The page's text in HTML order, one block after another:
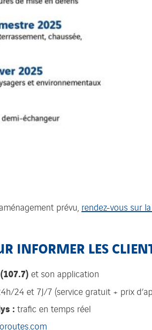
prévu, rendez-vous sur
INFORMER LES
et son application
24 et 7J/7 (service gratuit + prix
:trafic en temps réel